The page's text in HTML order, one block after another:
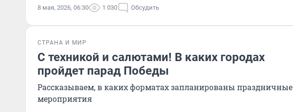
8 мая, 2026, 06:30 1 030 Обсудить
СТРАНА И МИР
С техникой и салютами! В каких городах
пройдет парад Победы
Рассказываем, в каких форматах запланированы праздничные
мероприятия